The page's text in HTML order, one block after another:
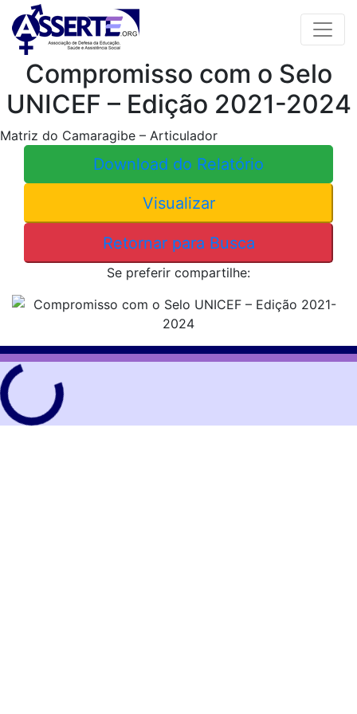
content
Compromisso com o Selo
UNICEF – Edição 2021-2024
Matriz do Camaragibe – Articulador
Download do Relatório
Visualizar
Retornar para Busca
Se preferir compartilhe: